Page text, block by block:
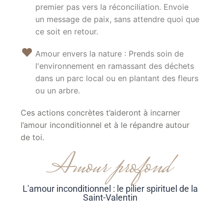
premier pas vers la réconciliation. Envoie
un message de paix, sans attendre quoi que
ce soit en retour.
Amour envers la nature : Prends soin de
l'environnement en ramassant des déchets
dans un parc local ou en plantant des fleurs
ou un arbre.
Ces actions concrètes t’aideront à incarner
l’amour inconditionnel et à le répandre autour
de toi.
Amour profond
L'amour inconditionnel : le pilier spirituel de la
Saint-Valentin